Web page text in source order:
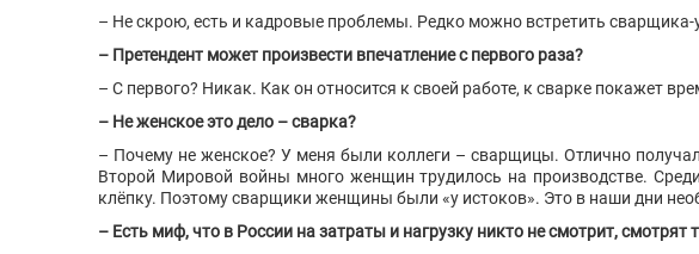
– Не скрою, есть и кадровые проблемы. Редко можно встретить сварщика-
– Претендент может произвести впечатление с первого раза?
– С первого? Никак. Как он относится к своей работе, к сварке покажет
– Не женское это дело – сварка?
– Почему не женское? У меня были коллеги – сварщицы. Отлично
Второй Мировой войны много женщин трудилось на производстве.
клёпку. Поэтому сварщики женщины были «у истоков». Это в наши дни
– Есть миф, что в России на затраты и нагрузку никто не смотрит,